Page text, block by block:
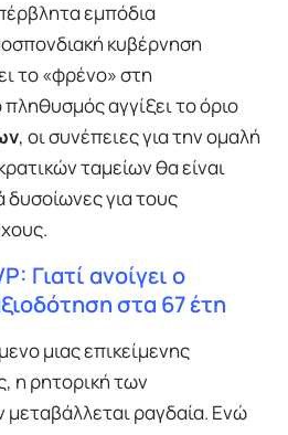
εμπόδια
κυβέρνηση
το «φρένο» στη
αγγίξει το όριο
, οι συνέπειες για την ομαλή
ταμείων θα είναι
δυσοίωνες για τους
Γιατί ανοίγει ο
στα 67 έτη
μιας επικείμενης
η ρητορική των
ραγδαία. Ενώ